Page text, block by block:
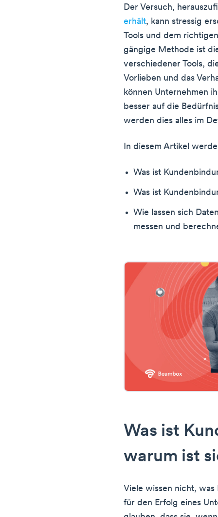
Der Versuch,
erhält, kann stressig
Tools und dem
gängige Methode ist
verschiedener Tools,
Vorlieben und das
können Unternehmen
besser auf die
werden dies alles im
In diesem Artikel
Was ist
Was ist
Wie lassen sich
messen und
Was ist
warum ist
Viele wissen nicht,
für den Erfolg eines